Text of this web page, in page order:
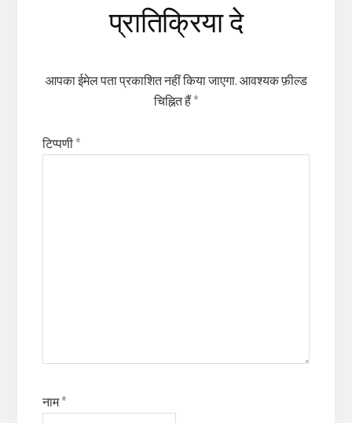
Interactions
प्रातिक्रिया दे
आपका ईमेल पता प्रकाशित नहीं किया जाएगा. आवश्यक फ़ील्ड
चिह्नित हैं *
टिप्पणी *
नाम*